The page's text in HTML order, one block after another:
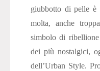
giubbotto di pelle è
molta, anche
simbolo di ribellione
dei più nostalgici,
dell’Urban Style.